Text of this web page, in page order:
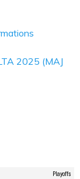
2025 (MAJ
Playoffs